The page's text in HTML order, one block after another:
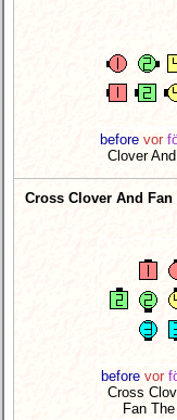
before vor
Clover
Cross Clover And Fan
before vor
Cross
Fan